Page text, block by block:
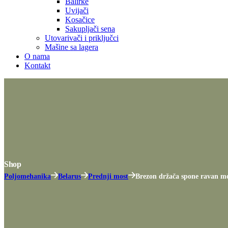
Uvijači
Kosačice
Sakupljači sena
Utovarivači i priključci
Mašine sa lagera
O nama
Kontakt
Shop
Poljomehanika Belarus Prednji most Brezon držača spone ravan